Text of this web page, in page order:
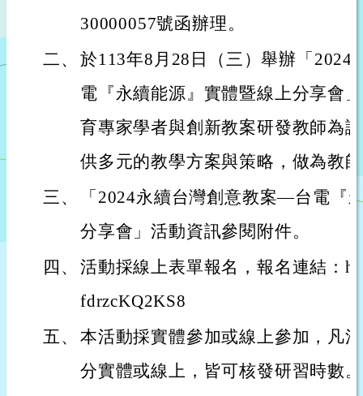
30000057號函辦理。
二、 於113年8月28日（三）舉辦「
電『永續能源』實體暨線上分享會
育專家學者與創新教案研發教師為
供多元的教學方案與策略，做為教
三、
「2024永續台灣創意教案—台電『
分享會」活動資訊參閱附件。
四、 活動採線上表單報名，報名連結：
fdrzcKQ2KS8
五、 本活動採實體參加或線上參加，凡
分實體或線上，皆可核發研習時數。